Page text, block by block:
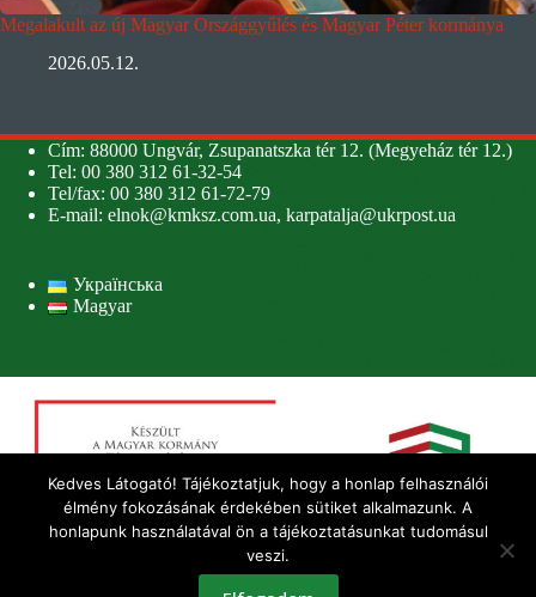
Megalakult az új Magyar Országgyűlés és Magyar Péter kormánya
2026.05.12.
Cím: 88000 Ungvár, Zsupanatszka tér 12. (Megyeház tér 12.)
Tel: 00 380 312 61-32-54
Tel/fax: 00 380 312 61-72-79
E-mail: elnok@kmksz.com.ua, karpatalja@ukrpost.ua
Українська
Magyar
Kedves Látogató! Tájékoztatjuk, hogy a honlap felhasználói
élmény fokozásának érdekében sütiket alkalmazunk. A
honlapunk használatával ön a tájékoztatásunkat tudomásul
veszi.